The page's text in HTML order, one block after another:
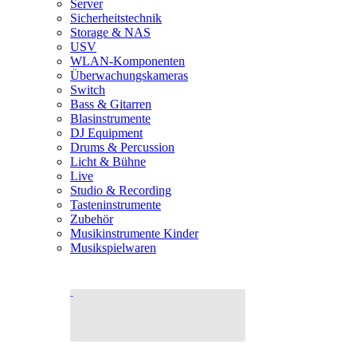
Server
Sicherheitstechnik
Storage & NAS
USV
WLAN-Komponenten
Überwachungskameras
Switch
Bass & Gitarren
Blasinstrumente
DJ Equipment
Drums & Percussion
Licht & Bühne
Live
Studio & Recording
Tasteninstrumente
Zubehör
Musikinstrumente Kinder
Musikspielwaren